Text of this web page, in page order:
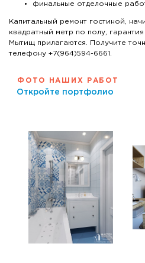
финальные отделочные
Капитальный ремонт гостиной,
квадратный метр по полу,
Мытищ прилагаются. Получите
телефону +7(964)594-6661.
ФОТО НАШИХ РАБОТ
Откройте портфолио